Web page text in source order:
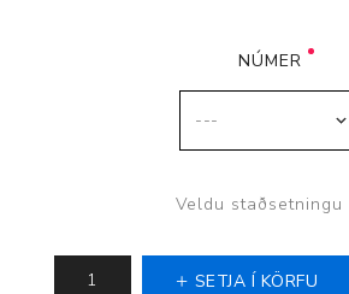
NÚMER
Veldu staðsetningu
SETJA Í KÖRFU